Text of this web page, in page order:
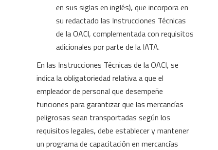
en sus siglas en inglés), que incorpora en
su redactado las Instrucciones Técnicas
de la OACI, complementada con requisitos
adicionales por parte de la IATA.
En las Instrucciones Técnicas de la OACI, se
indica la obligatoriedad relativa a que el
empleador de personal que desempeñe
funciones para garantizar que las mercancías
peligrosas sean transportadas según los
requisitos legales, debe establecer y mantener
un programa de capacitación en mercancías